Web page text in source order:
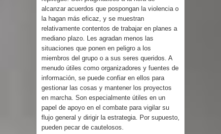
alcanzar acuerdos que pospongan la violencia o
la hagan más eficaz, y se muestran
relativamente contentos de trabajar en planes a
mediano plazo. Les agradan menos las
situaciones que ponen en peligro a los
miembros del grupo o a sus seres queridos. A
menudo útiles como organizadores y fuentes de
información, se puede confiar en ellos para
gestionar las cosas y mantener los proyectos
en marcha. Son especialmente útiles en un
papel de apoyo en el combate para vigilar su
flujo general y dirigir la estrategia. Por supuesto,
pueden pecar de cautelosos.